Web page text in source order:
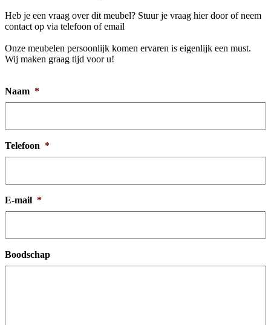
Heb je een vraag over dit meubel? Stuur je vraag hier door of neem
contact op via telefoon of email
Onze meubelen persoonlijk komen ervaren is eigenlijk een must.
Wij maken graag tijd voor u!
Naam *
Telefoon *
E-mail *
Boodschap